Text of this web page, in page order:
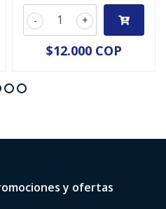
+
-
$12.000 COP
y ofertas